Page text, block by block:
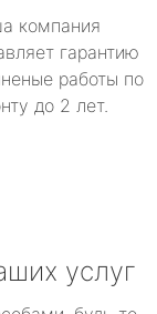
компания
гарантию
работы по
до 2 лет.
услуг